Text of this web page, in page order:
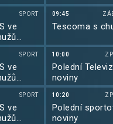
SPORT
ve
SPORT
ve
SPORT
ve
09:45
Tescoma s
10:00
Polední
noviny
10:20
Polední
noviny